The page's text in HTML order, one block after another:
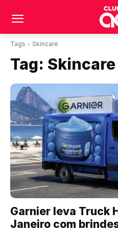
Tags Skincare
Tag: Skincare
Garnier leva Truck
Janeiro com